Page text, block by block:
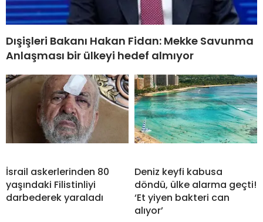
Dışişleri Bakanı Hakan Fidan: Mekke Savunma
Anlaşması bir ülkeyi hedef almıyor
İsrail askerlerinden 80
yaşındaki Filistinliyi
darbederek yaraladı
Deniz keyfi kabusa
döndü, ülke alarma geçti!
‘Et yiyen bakteri can
alıyor’